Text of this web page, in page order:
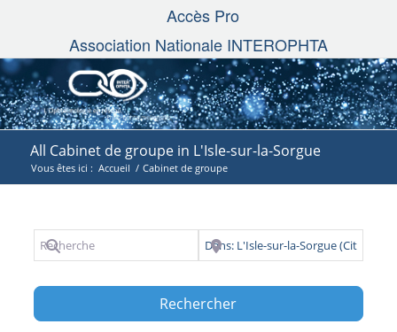
Accès Pro
Association Nationale INTEROPHTA
All Cabinet de groupe in L'Isle-sur-la-Sorgue
Vous êtes ici : Accueil / Cabinet de groupe
Recherche Près de
RechercherSearch